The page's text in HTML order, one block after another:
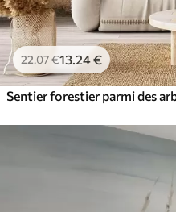
22.07€13 .24€